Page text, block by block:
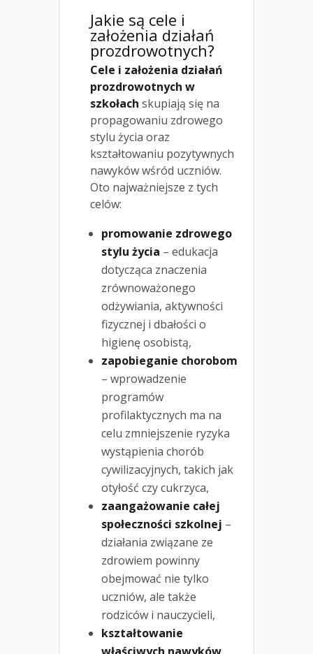
Jakie są cele i
założenia działań
prozdrowotnych?
Cele i założenia działań
prozdrowotnych w
szkołach skupiają się na
propagowaniu zdrowego
stylu życia oraz
kształtowaniu pozytywnych
nawyków wśród uczniów.
Oto najważniejsze z tych
celów:
promowanie zdrowego
stylu życia – edukacja
dotycząca znaczenia
zrównoważonego
odżywiania, aktywności
fizycznej i dbałości o
higienę osobistą,
zapobieganie chorobom
– wprowadzenie
programów
profilaktycznych ma na
celu zmniejszenie ryzyka
wystąpienia chorób
cywilizacyjnych, takich jak
otyłość czy cukrzyca,
zaangażowanie całej
społeczności szkolnej –
działania związane ze
zdrowiem powinny
obejmować nie tylko
uczniów, ale także
rodziców i nauczycieli,
kształtowanie